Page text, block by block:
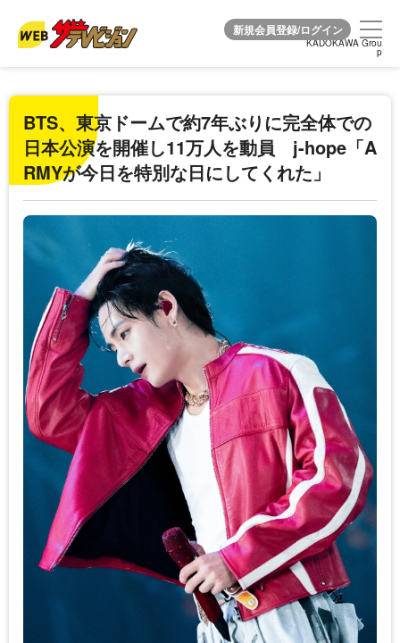
KADOKAWA Grou
p
KADOKAWA Grou
p
BTS、東京ドームで約7年ぶりに完全体での
日本公演を開催し11万人を動員 j-hope「A
RMYが今日を特別な日にしてくれた」